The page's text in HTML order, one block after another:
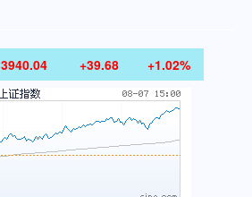
3940.04 +39.68 +1.02%